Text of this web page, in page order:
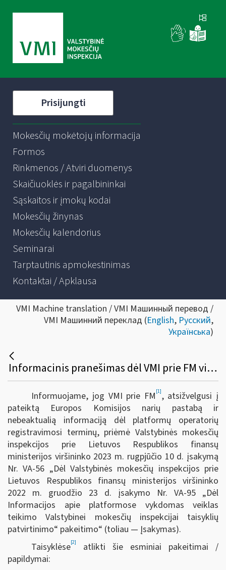
Prisijungti
Mokesčių mokėtojų informacija
Formos
Rinkmenos / Atviri duomenys
Skaičiuoklės ir pagalbininkai
Sąskaitos ir įmokų kodai
Mokesčių žinynas
Mokesčių kalendorius
Seminarai
Tarptautinis apmokestinimas
Kontaktai / Apklausa
VMI Machine translation / VMI Машинный перевод /
VMI Машинний переклад (English, Русский,
Українська)
Informacinis pranešimas dėl VMI prie FM viršininko 2023 m. rugpjūčio 10 d. įsakymo Nr. VA-56 „Dėl VMI prie FM viršininko 2022 m. gruodžio 23 d. įsakymo Nr. VA-95 „Dėl informacijos apie platformose vykdomas veiklas teikimo VMI taisyklių patvirtinimo“ pakeitimo“
Informuojame, jog VMI prie FM [1], atsižvelgusi į
pateiktą Europos Komisijos narių pastabą ir
nebeaktualią informaciją dėl platformų operatorių
registravimosi terminų, priėmė Valstybinės mokesčių
inspekcijos prie Lietuvos Respublikos finansų
ministerijos viršininko 2023 m. rugpjūčio 10 d. įsakymą
Nr. VA-56 „Dėl Valstybinės mokesčių inspekcijos prie
Lietuvos Respublikos finansų ministerijos viršininko
2022 m. gruodžio 23 d. įsakymo Nr. VA-95 „Dėl
Informacijos apie platformose vykdomas veiklas
teikimo Valstybinei mokesčių inspekcijai taisyklių
patvirtinimo“ pakeitimo“ (toliau — Įsakymas).
Taisyklėse[2]
atlikti šie esminiai pakeitimai /
papildymai: